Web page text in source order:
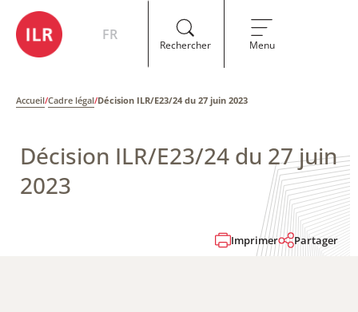
FR
Rechercher Menu
Accueil/Cadre légal/Décision ILR/E23/24 du 27 juin 2023
Décision ILR/E23/24 du 27 juin
2023
Imprimer Partager